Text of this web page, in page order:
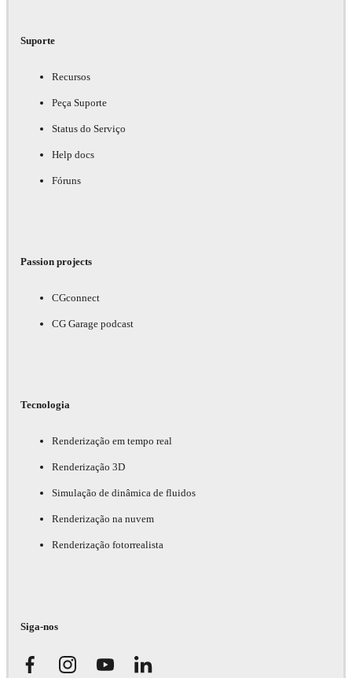
Suporte
Recursos
Peça Suporte
Status do Serviço
Help docs
Fóruns
Passion projects
CGconnect
CG Garage podcast
Tecnologia
Renderização em tempo real
Renderização 3D
Simulação de dinâmica de fluidos
Renderização na nuvem
Renderização fotorrealista
Siga-nos